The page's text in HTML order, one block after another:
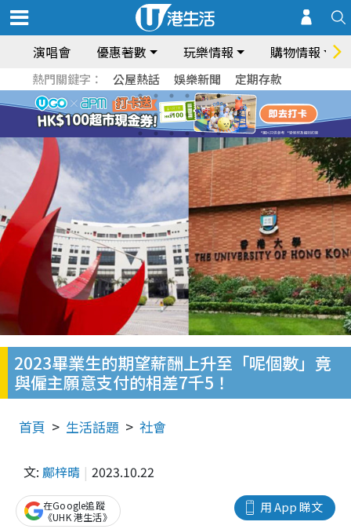
演唱會 優惠著數 玩樂情報 購物情報
熱門關鍵字： 公屋熱話 娛樂新聞 定期存款
2023畢業生的期望薪酬上升至「呢個數」竟
與僱主願意支付的相差7千5！
首頁 生活話題 社會
文: 鄺梓晴 2023.10.22
用 App 睇文
在Google追蹤
《UHK 港生活》